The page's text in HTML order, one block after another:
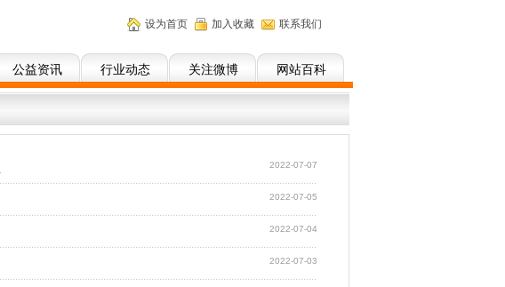
公益资讯 行业动态 关注微博 网站百科
设为首页 加入收藏 联系我们
2022-07-07
2022-07-05
2022-07-04
2022-07-03